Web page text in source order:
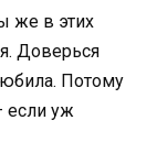
же в этих
Доверься
Потому
если уж